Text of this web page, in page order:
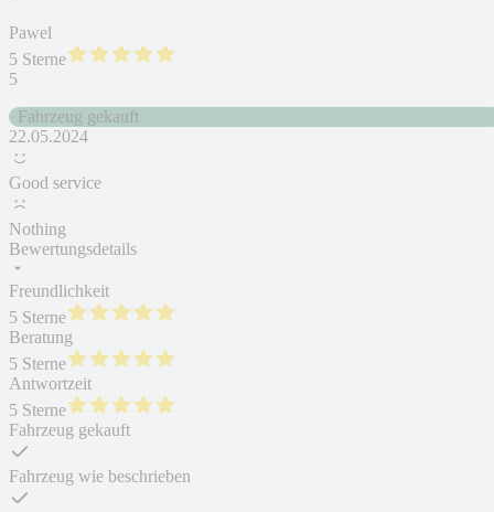
Pawel
5 Sterne
5
Fahrzeug gekauft
22.05.2024
Good service
Nothing
Bewertungsdetails
Freundlichkeit
5 Sterne
Beratung
5 Sterne
Antwortzeit
5 Sterne
Fahrzeug gekauft
Fahrzeug wie beschrieben